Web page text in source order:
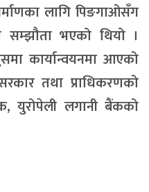
लागि पिङगाओसँग
भएको थियो ।
कार्यान्वयनमा आएको
तथा प्राधिकरणको
युरोपेली लगानी बैंकको